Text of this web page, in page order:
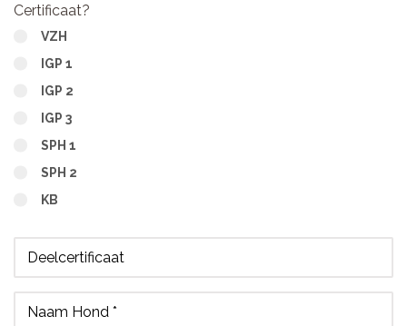
Certificaat?
VZH
IGP 1
IGP 2
IGP 3
SPH 1
SPH 2
KB
Deelcertificaat
Naam Hond *